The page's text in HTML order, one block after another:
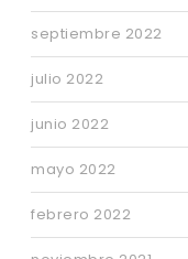
septiembre 2022
julio 2022
junio 2022
mayo 2022
febrero 2022